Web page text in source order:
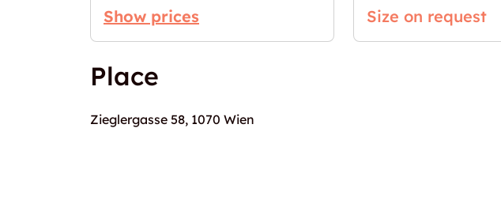
Show prices Size on request
Place
Zieglergasse 58, 1070 Wien